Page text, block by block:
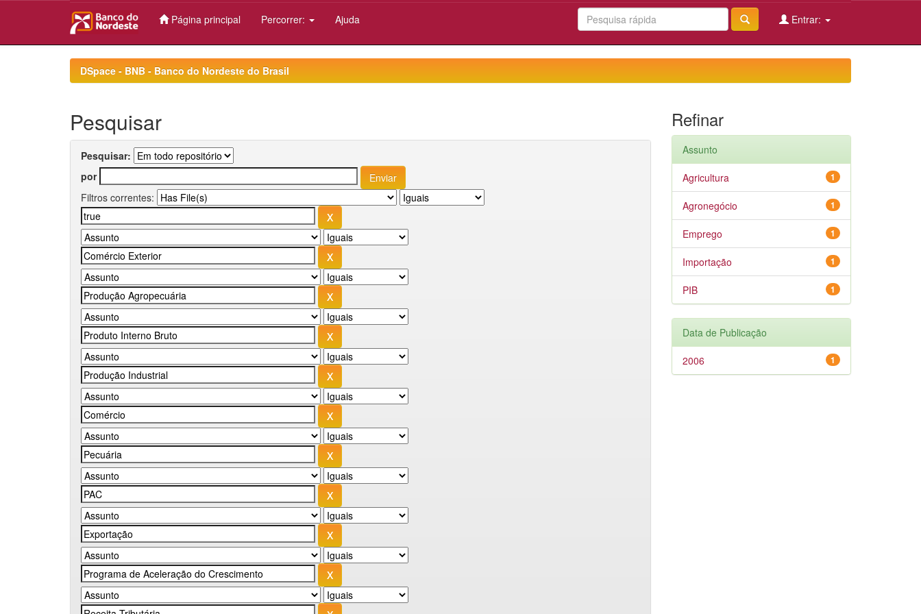
Página principal Percorrer: Ajuda Entrar:
DSpace - BNB - Banco do Nordeste do Brasil
Pesquisar
Pesquisar:
por
Filtros correntes:
Refinar
Assunto
1
Agricultura
1
Agronegócio
1
Emprego
1
Importação
1
PIB
Data de Publicação
1
2006